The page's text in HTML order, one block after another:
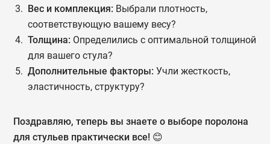
Вес и комплекция: Выбрали плотность,
соответствующую вашему весу?
Толщина: Определились с оптимальной толщиной
для вашего стула?
Дополнительные факторы: Учли жесткость,
эластичность, структуру?
Поздравляю, теперь вы знаете о выборе поролона
для стульев практически все! 😊